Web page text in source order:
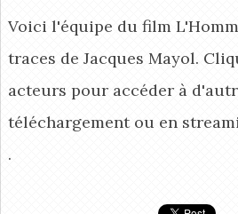
Voici l'équipe du film
traces de Jacques Mayol.
acteurs pour accéder à
téléchargement ou en
.